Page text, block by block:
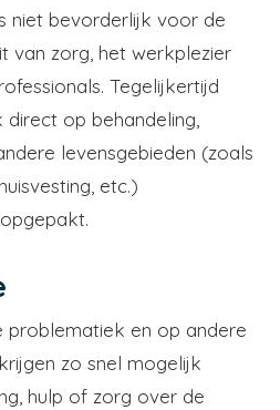
niet bevorderlijk voor de
van zorg, het werkplezier
Tegelijkertijd
op behandeling,
levensgebieden (zoals
etc.)
problematiek en op andere
zo snel mogelijk
hulp of zorg over de